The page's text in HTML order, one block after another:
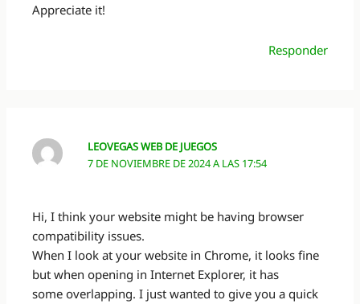
Appreciate it!
Responder
LEOVEGAS WEB DE JUEGOS
7 DE NOVIEMBRE DE 2024 A LAS 17:54
Hi, I think your website might be having browser
compatibility issues.
When I look at your website in Chrome, it looks fine
but when opening in Internet Explorer, it has
some overlapping. I just wanted to give you a quick